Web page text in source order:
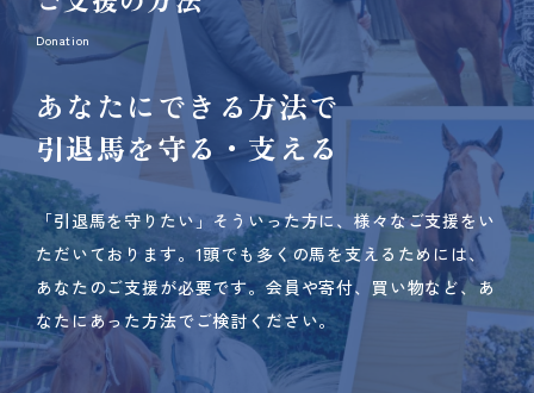
Donation
あなたにできる方法で
引退馬を守る・支える
「引退馬を守りたい」そういった方に、様々なご支援をい
ただいております。 1頭でも多くの馬を支えるためには、
あなたのご支援が必要です。 会員や寄付、買い物など、あ
なたにあった方法でご検討ください。